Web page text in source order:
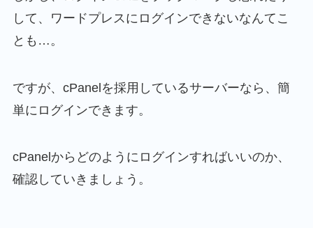
して、ワードプレスにログインできないなんてこ
とも…。
ですが、cPanelを採用しているサーバーなら、簡
単にログインできます。
cPanelからどのようにログインすればいいのか、
確認していきましょう。